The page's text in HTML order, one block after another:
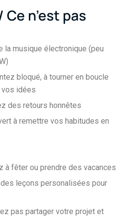
Ce n’est pas
la musique électronique (peu
bloqué, à tourner en boucle
vos idées
des retours honnêtes
à remettre vos habitudes en
à fêter ou prendre des vacances
leçons personalisées pour
pas partager votre projet et